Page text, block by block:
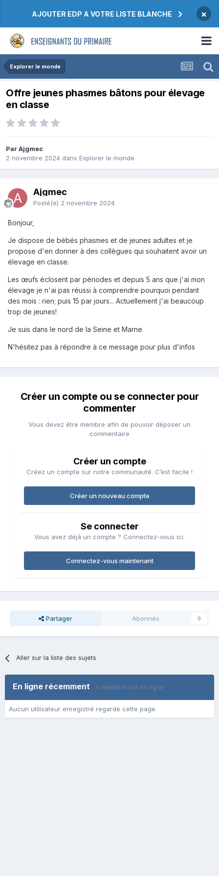
AJOUTER EDP A VOTRE LISTE BLANCHE ×
Explorer le monde
Offre jeunes phasmes bâtons pour élevage
en classe
Par Ajgmec
2 novembre 2024 dans Explorer le monde
Ajgmec
Posté(e) 2 novembre 2024
Bonjour,
Je dispose de bébés phasmes et de jeunes adultes et je
propose d'en donner à des collègues qui souhaitent avoir un
élevage en classe.
Les œufs éclosent par périodes et depuis 5 ans que j'ai mon
élevage je n'ai pas réussi à comprendre pourquoi pendant
des mois : rien; puis 15 par jours... Actuellement j'ai beaucoup
trop de jeunes!
Je suis dans le nord de la Seine et Marne
N'hésitez pas à répondre à ce message pour plus d'infos
Créer un compte ou se connecter pour
commenter
Vous devez être membre afin de pouvoir déposer un
commentaire
Créer un compte
Créez un compte sur notre communauté. C’est facile !
Créer un nouveau compte
Se connecter
Vous avez déjà un compte ? Connectez-vous ici.
Connectez-vous maintenant
Partager Abonnés 0
Aller sur la liste des sujets
En ligne récemment 0 membre est en ligne
Aucun utilisateur enregistré regarde cette page.